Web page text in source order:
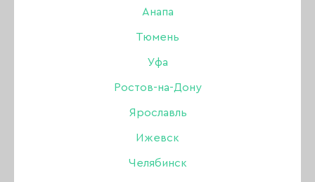
Анапа
Тюмень
Уфа
Ростов-на-Дону
Ярославль
Ижевск
Челябинск
покупателей — новинка в ассортименте
нашего магазина — резиновые основы